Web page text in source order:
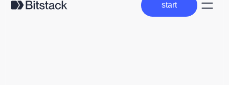
start
start